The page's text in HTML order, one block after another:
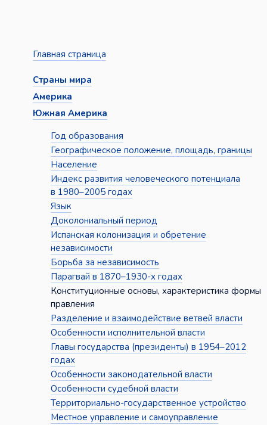
Главная страница
Страны мира
Америка
Южная Америка
Год образования
Географическое положение, площадь, границы
Население
Индекс развития человеческого потенциала
в 1980–2005 годах
Язык
Доколониальный период
Испанская колонизация и обретение
независимости
Борьба за независимость
Парагвай в 1870–1930-х годах
Конституционные основы, характеристика формы
правления
Разделение и взаимодействие ветвей власти
Особенности исполнительной власти
Главы государства (президенты) в 1954–2012
годах
Особенности законодательной власти
Особенности судебной власти
Территориально-государственное устройство
Местное управление и самоуправление